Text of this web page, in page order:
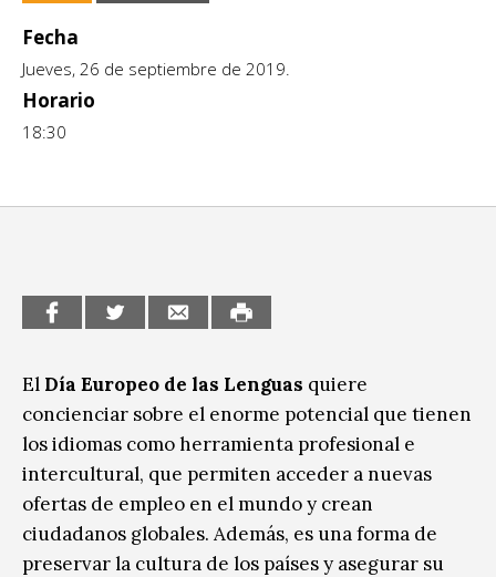
CCE en el interior/libros
Espacio itinerante de lectura infantil
Exposiciones
Formación
Género y Diversidad
Medio Ambiente
Música
Sin categoría
Fecha
Jueves, 26 de septiembre de 2019.
Horario
18:30
El Día Europeo de las Lenguas quiere
concienciar sobre el enorme potencial que tienen
los idiomas como herramienta profesional e
intercultural, que permiten acceder a nuevas
ofertas de empleo en el mundo y crean
ciudadanos globales. Además, es una forma de
preservar la cultura de los países y asegurar su